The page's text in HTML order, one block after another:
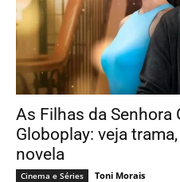
As Filhas da Senhora
Globoplay: veja
novela
Cinema e Séries Toni Morais